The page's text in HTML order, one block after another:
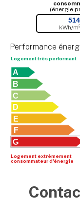
(énergie
514
kWh/
Performance
Logement très performant
A
B
C
D
E
F
G
Logement extrêmement
consommateur d'énergie